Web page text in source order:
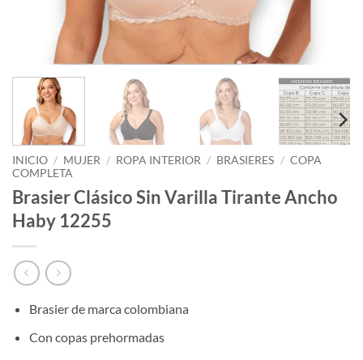
INICIO / MUJER / ROPA INTERIOR / BRASIERES / COPA
COMPLETA
Brasier Clásico Sin Varilla Tirante Ancho
Haby 12255
Brasier de marca colombiana
Con copas prehormadas